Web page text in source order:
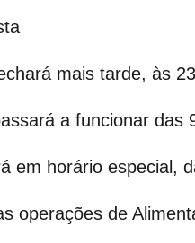
mais tarde, às
a funcionar das
em horário especial,
operações de